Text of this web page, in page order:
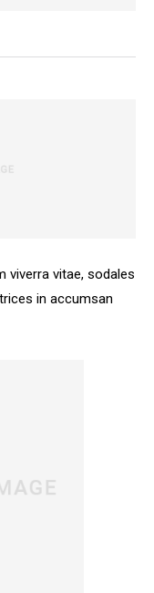
viverra vitae, sodales
in accumsan